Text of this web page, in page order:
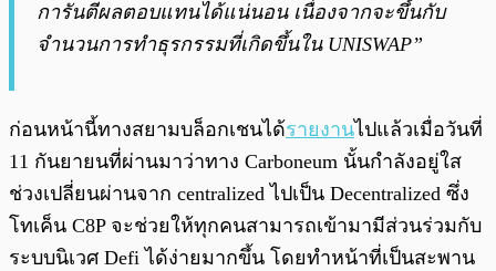
การันตีผลตอบแทนได้แน่นอน เนื่องจากจะขึ้นกับ
จำนวนการทำธุรกรรมที่เกิดขึ้นใน UNISWAP”
ก่อนหน้านี้ทางสยามบล็อกเชนได้รายงานไปแล้วเมื่อวันที่
11 กันยายนที่ผ่านมาว่าทาง Carboneum นั้นกำลังอยู่ใส
ช่วงเปลี่ยนผ่านจาก centralized ไปเป็น Decentralized ซึ่ง
โทเค็น C8P จะช่วยให้ทุกคนสามารถเข้ามามีส่วนร่วมกับ
ระบบนิเวศ Defi ได้ง่ายมากขึ้น โดยทำหน้าที่เป็นสะพาน